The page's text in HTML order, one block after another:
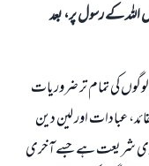
اللہ کے رسول پر، بعد
کی تمام تر ضروریات
عبادات اور لین دین
شریعت ہے جسے آخری